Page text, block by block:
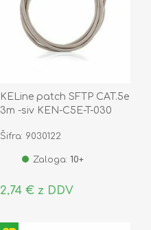
KELine patch SFTP CAT.5e
3m -siv KEN-C5E-T-030
Šifra: 9030122
Zaloga: 10+
2,74 € z DDV